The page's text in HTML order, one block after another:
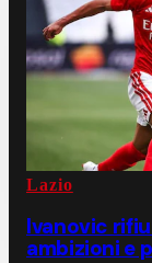
Lazio
Ivanovic
ambizioni e